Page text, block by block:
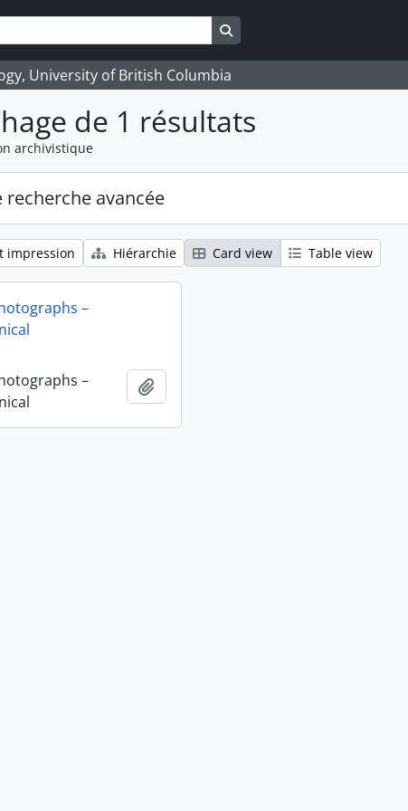
Search in browse page
University of British Columbia
de 1 résultats
archivistique
recherche avancée
impression Hiérarchie Card view Table view
–
–